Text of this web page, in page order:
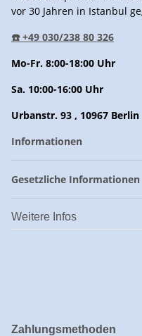
vor 30 Jahren in Istanbul
☎️ +49 030/238 80 326
Mo-Fr. 8:00-18:00 Uhr
Sa. 10:00-16:00 Uhr
Urbanstr. 93 , 10967 Berlin
Informationen
Gesetzliche Informationen
Weitere Infos
Zahlungsmethoden